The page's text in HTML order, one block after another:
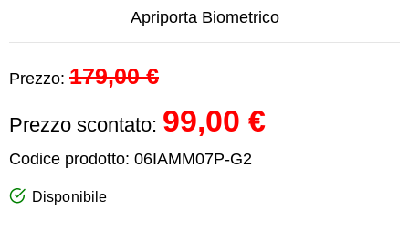
Apriporta Biometrico
Prezzo: 179,00 €
Prezzo scontato: 99,00 €
Codice prodotto: 06IAMM07P-G2
Disponibile